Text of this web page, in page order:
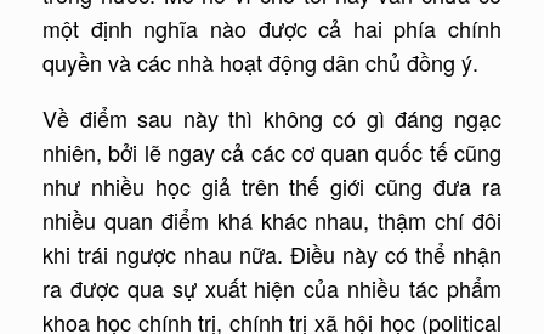
một định nghĩa nào được cả hai phía chính
quyền và các nhà hoạt động dân chủ đồng ý.
Về điểm sau này thì không có gì đáng ngạc
nhiên, bởi lẽ ngay cả các cơ quan quốc tế cũng
như nhiều học giả trên thế giới cũng đưa ra
nhiều quan điểm khá khác nhau, thậm chí đôi
khi trái ngược nhau nữa. Điều này có thể nhận
ra được qua sự xuất hiện của nhiều tác phẩm
khoa học chính trị, chính trị xã hội học (political